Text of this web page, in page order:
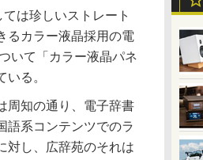
は珍しいストレート
るカラー液晶採用の電
いて「カラー液晶パネ
る。
周知の通り、電子辞書
語系コンテンツでのラ
対し、広辞苑のそれは